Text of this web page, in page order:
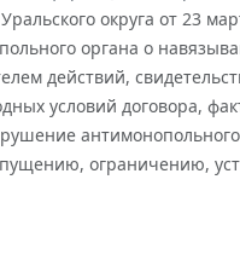
округа от 23
органа о
действий,
условий договора,
ограничению,